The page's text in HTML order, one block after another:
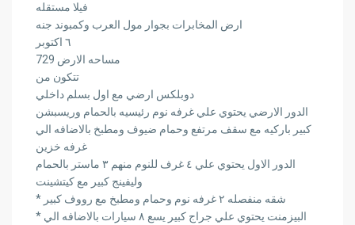
فيلا مستقله
ارض المخابرات بجوار مول العرب وكمبوند جنه
٦ اكتوبر
مساحه الارض 729
تتكون من
دوبلكس ارضي مع اول بسلم داخلي
الدور الارضي يحتوي علي غرفه نوم رئيسيه بالحمام وريسبشن
كبير باركيه مع سقف مرتفع وحمام ضيوف ومطبخ بالاضافه الي
غرفه خزين
الدور الاول يحتوي علي ٤ غرف للنوم منهم ٣ ماستر بالحمام
وليفينج كبير مع كيتشينت
* شقه منفصله ٢ غرفه نوم وحمام ومطبخ مع رووف كبير
* البيزمنت يحتوي علي جراج كبير يسع ٨ سيارات بالاضافه الي